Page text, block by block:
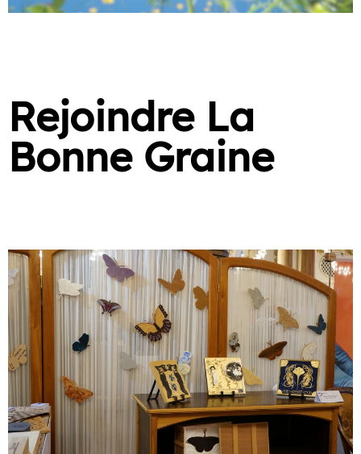
Rejoindre La
Bonne Graine